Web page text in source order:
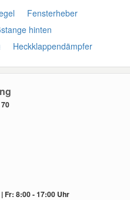
Fensterheber
hinten
Heckklappendämpfer
Fr: 8:00 - 17:00 Uhr